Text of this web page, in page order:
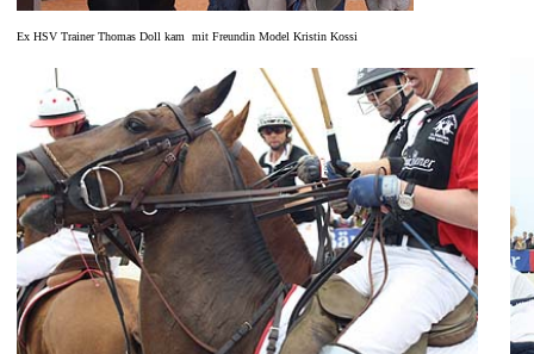
Ex HSV Trainer Thomas Doll kam mit Freundin Model Kristin Kossi